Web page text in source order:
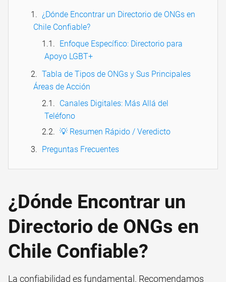
¿Dónde Encontrar un Directorio de ONGs en
Chile Confiable?
Enfoque Específico: Directorio para
Apoyo LGBT+
Tabla de Tipos de ONGs y Sus Principales
Áreas de Acción
Canales Digitales: Más Allá del
Teléfono
💡 Resumen Rápido / Veredicto
Preguntas Frecuentes
¿Dónde Encontrar un
Directorio de ONGs en
Chile Confiable?
La confiabilidad es fundamental. Recomendamos